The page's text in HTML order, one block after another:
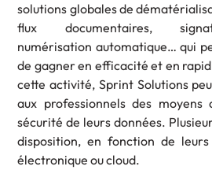
solutions globales de
flux documentaires,
numérisation automatique… qui
de gagner en efficacité et en
cette activité, Sprint Solutions
aux professionnels des
sécurité de leurs données.
disposition, en fonction de
électronique ou cloud.